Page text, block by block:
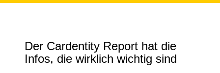
Der Cardentity Report hat die
Infos, die wirklich wichtig sind